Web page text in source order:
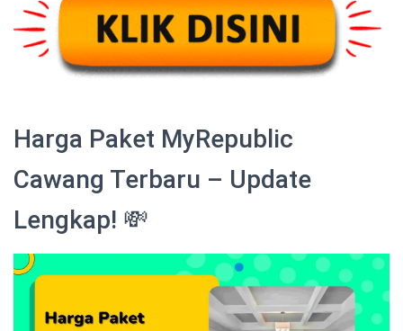
Harga Paket MyRepublic
Cawang Terbaru – Update
Lengkap! 💸